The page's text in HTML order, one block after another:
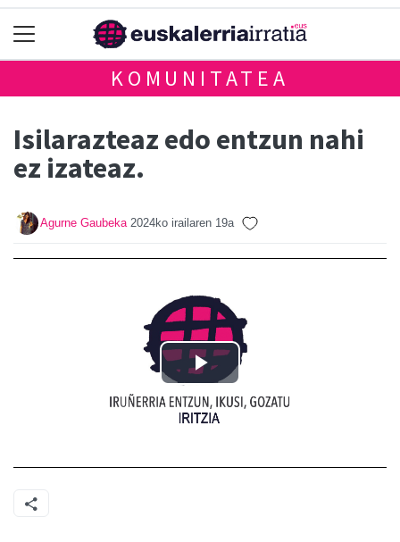
KOMUNITATEA
Isilarazteaz edo entzun nahi
ez izateaz.
Agurne Gaubeka 2024ko irailaren 19a